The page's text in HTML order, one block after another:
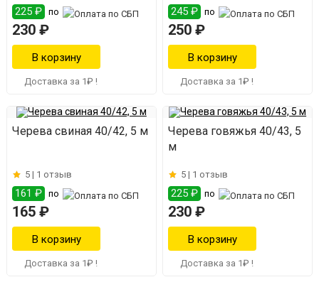
225 ₽ по
230 ₽
Доставка за 1₽ !
245 ₽ по
250 ₽
Доставка за 1₽ !
Черева свиная 40/42, 5 м
5 | 1 отзыв
161 ₽ по
165 ₽
Доставка за 1₽ !
Черева говяжья 40/43, 5
м
5 | 1 отзыв
225 ₽ по
230 ₽
Доставка за 1₽ !